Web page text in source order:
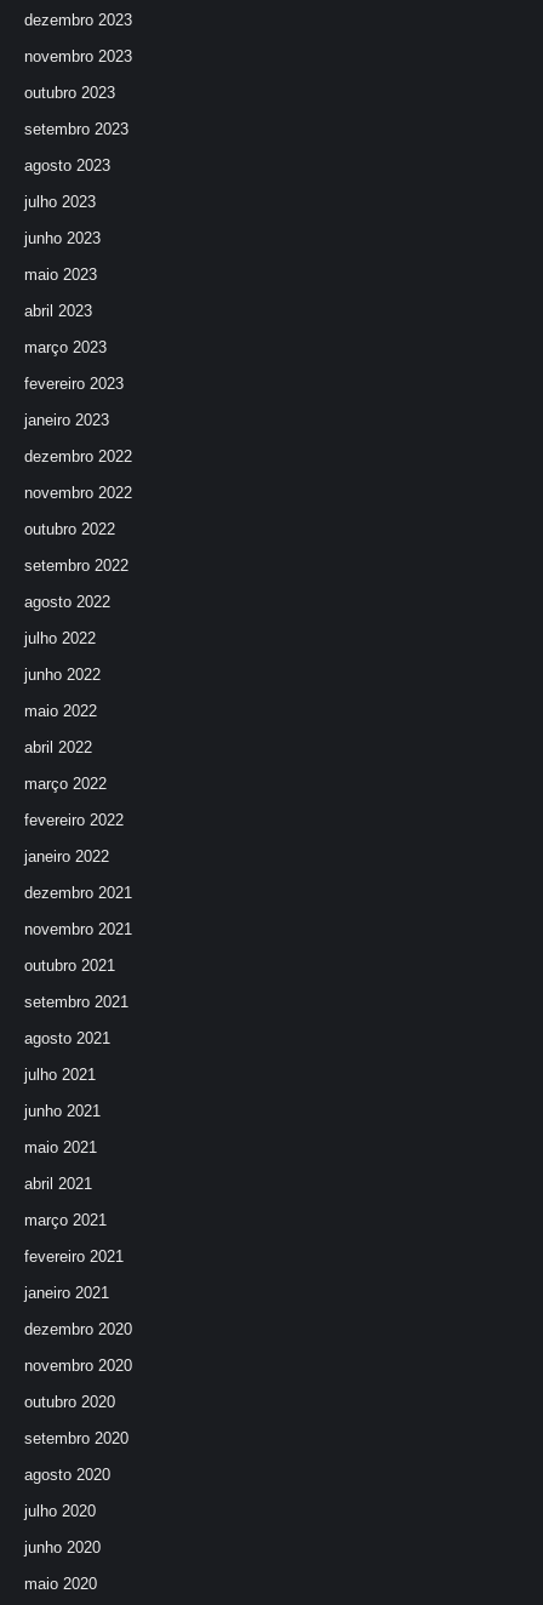
dezembro 2023
novembro 2023
outubro 2023
setembro 2023
agosto 2023
julho 2023
junho 2023
maio 2023
abril 2023
março 2023
fevereiro 2023
janeiro 2023
dezembro 2022
novembro 2022
outubro 2022
setembro 2022
agosto 2022
julho 2022
junho 2022
maio 2022
abril 2022
março 2022
fevereiro 2022
janeiro 2022
dezembro 2021
novembro 2021
outubro 2021
setembro 2021
agosto 2021
julho 2021
junho 2021
maio 2021
abril 2021
março 2021
fevereiro 2021
janeiro 2021
dezembro 2020
novembro 2020
outubro 2020
setembro 2020
agosto 2020
julho 2020
junho 2020
maio 2020